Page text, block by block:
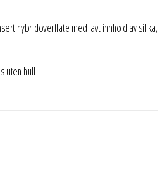
hybridoverflate med lavt innhold av silika,
uten hull.